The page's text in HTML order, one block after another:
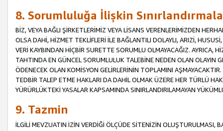
8. Sorumluluğa İlişkin
BİZ, VEYA BAĞLI ŞİRKETLERİMİZ VEYA LİSANS VERENLERİMİZDEN
OLSA DAHİ, HİZMET TEKLİFLERİ İLE BAĞLANTILI DOLAYLI, ARIZİ,
VERİ KAYBINDAN HİÇBİR SURETTE SORUMLU OLMAYACAĞIZ. AYRICA,
TAHTINDA EN GÜNCEL SORUMLULUK TALEBİNE NEDEN OLAN OLAYIN
ÖDENECEK OLAN KOMİSYON GELİRLERİNİN TOPLAMINI
TEDBİR TALEP ETME HAKLARI DA DAHİL OLMAK ÜZERE HER TÜRLÜ
YÜRÜRLÜKTEKİ YASALAR KAPSAMINDA SINIRLANDIRILAMAYAN
9. Tazmin
İLGİLİ MEVZUATIN İZİN VERDİĞİ ÖLÇÜDE SİTENİZİN OLUŞTURULMASI,